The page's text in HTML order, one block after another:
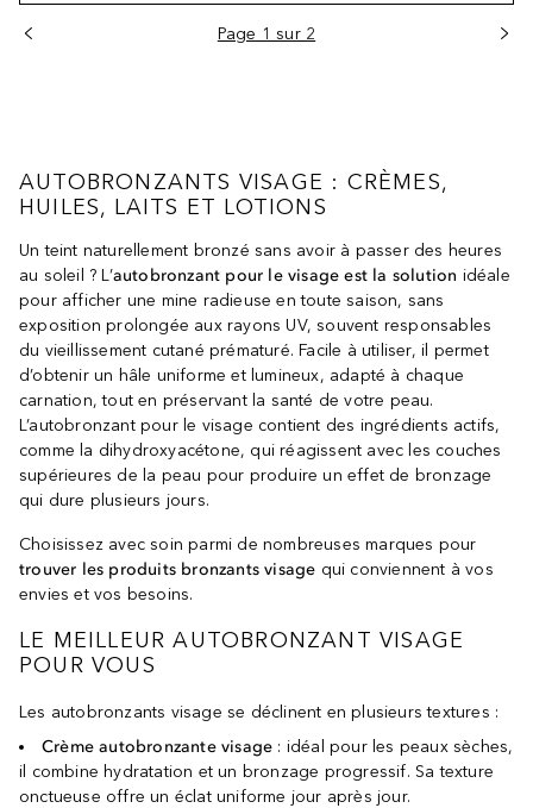
Page 1 sur 2
AUTOBRONZANTS VISAGE : CRÈMES,
HUILES, LAITS ET LOTIONS
Un teint naturellement bronzé sans avoir à passer des heures
au soleil ? L’autobronzant pour le visage est la solution idéale
pour afficher une mine radieuse en toute saison, sans
exposition prolongée aux rayons UV, souvent responsables
du vieillissement cutané prématuré. Facile à utiliser, il permet
d’obtenir un hâle uniforme et lumineux, adapté à chaque
carnation, tout en préservant la santé de votre peau.
L’autobronzant pour le visage contient des ingrédients actifs,
comme la dihydroxyacétone, qui réagissent avec les couches
supérieures de la peau pour produire un effet de bronzage
qui dure plusieurs jours.
Choisissez avec soin parmi de nombreuses marques pour
trouver les produits bronzants visage qui conviennent à vos
envies et vos besoins.
LE MEILLEUR AUTOBRONZANT VISAGE
POUR VOUS
Les autobronzants visage se déclinent en plusieurs textures :
Crème autobronzante visage : idéal pour les peaux sèches,
il combine hydratation et un bronzage progressif. Sa texture
onctueuse offre un éclat uniforme jour après jour.